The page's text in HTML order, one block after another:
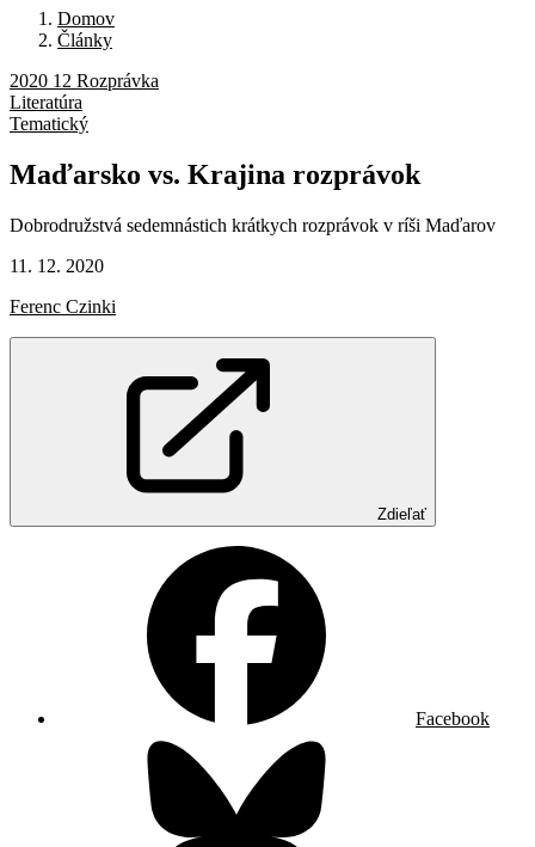
Domov
Články
2020 12 Rozprávka
Literatúra
Tematický
Maďarsko vs. Krajina rozprávok
Dobrodružstvá sedemnástich krátkych rozprávok v ríši Maďarov
11. 12. 2020
Ferenc Czinki
Zdieľať
Facebook